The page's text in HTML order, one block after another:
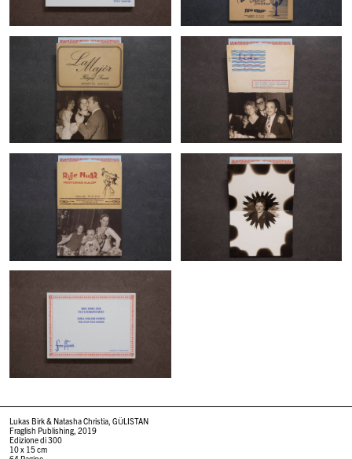
Lukas Birk & Natasha Christia, GÜLISTAN
Fraglish Publishing, 2019
Edizione di 300
10 x 15 cm